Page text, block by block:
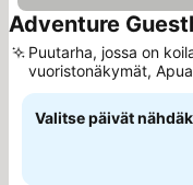
Adventure
Puutarha, jossa on
vuoristonäkymät,
aktiviteettien
Valitse päivät